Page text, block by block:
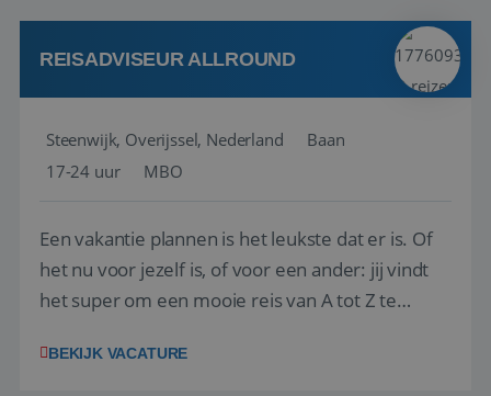
kwaliteitsbewaking van alles wat met IATA te m...
REISADVISEUR ALLROUND
Steenwijk, Overijssel, Nederland
Baan
17-24 uur
MBO
Een vakantie plannen is het leukste dat er is. Of
het nu voor jezelf is, of voor een ander: jij vindt
het super om een mooie reis van A tot Z te
vakantiegangers de meest prachtige plekjes op
BEKIJK VACATURE